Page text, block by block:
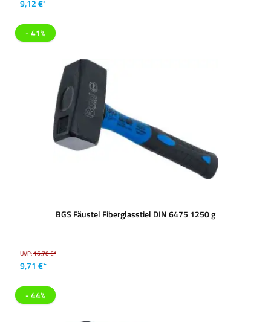
9,12 €*
- 41%
BGS Fäustel Fiberglasstiel DIN 6475 1250 g
UVP:16,70 €*
9,71 €*
- 44%